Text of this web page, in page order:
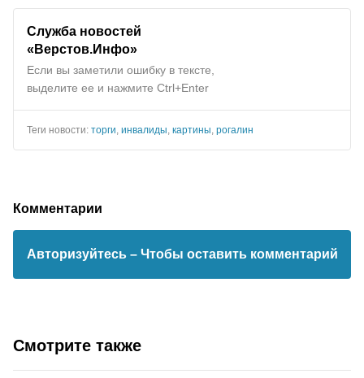
Служба новостей
«Верстов.Инфо»
Если вы заметили ошибку в тексте,
выделите ее и нажмите Ctrl+Enter
Теги новости: торги инвалиды картины рогалин
Комментарии
Авторизуйтесь – Чтобы оставить комментарий
Смотрите также